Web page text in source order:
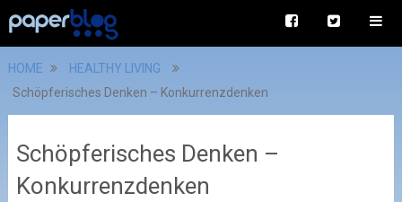
HOME
HEALTHY LIVING
Schöpferisches Denken – Konkurrenzdenken
Schöpferisches Denken –
Konkurrenzdenken